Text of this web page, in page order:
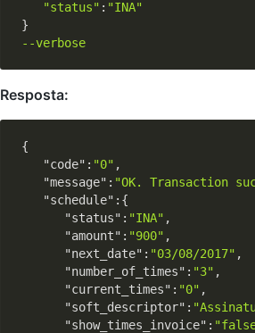
"status" : "INA"
--verbose
Resposta:
{
"code" : "0" ,
"message" : "OK. Transaction
"schedule" :{
"status" : "INA" ,
"amount" : "900" ,
"next_date" : "03/08/2017" ,
"number_of_times" : "3" ,
"current_times" : "0" ,
"soft_descriptor" :
"show_times_invoice" :